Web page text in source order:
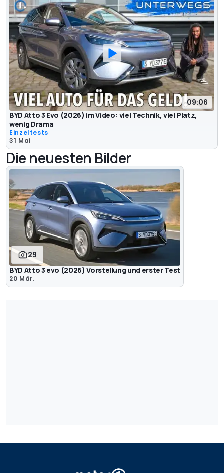
09:06
BYD Atto 3 Evo (2026) im Video: viel Technik, viel Platz,
wenig Drama
Einzeltests
31 Mai
Die neuesten Bilder
29
BYD Atto 3 evo (2026) Vorstellung und erster Test
20 Mär.